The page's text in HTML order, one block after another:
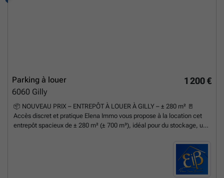
1 200 €
Parking à louer
6060 Gilly
📦 NOUVEAU PRIX – ENTREPÔT À LOUER À GILLY – ± 280 m² 🚪
Accès discret et pratique Elena Immo vous propose à la location cet
entrepôt spacieux de ± 280 m² (± 700 m³), idéal pour du stockage, une
en recul de la rue principale, accessible via une cour, le bien offre
calme, discrétion et facilité de manœuvre 🚚 🏢 Caractéristiques : ✔
Superficie : ± 280 m² ✔ Volume : ± 700 m³ ✔ Hauteur porte : 2,62 m
✔ Largeur porte : 3,25 m ✔ Hauteurs intérieures : • Partie avant : 2,85